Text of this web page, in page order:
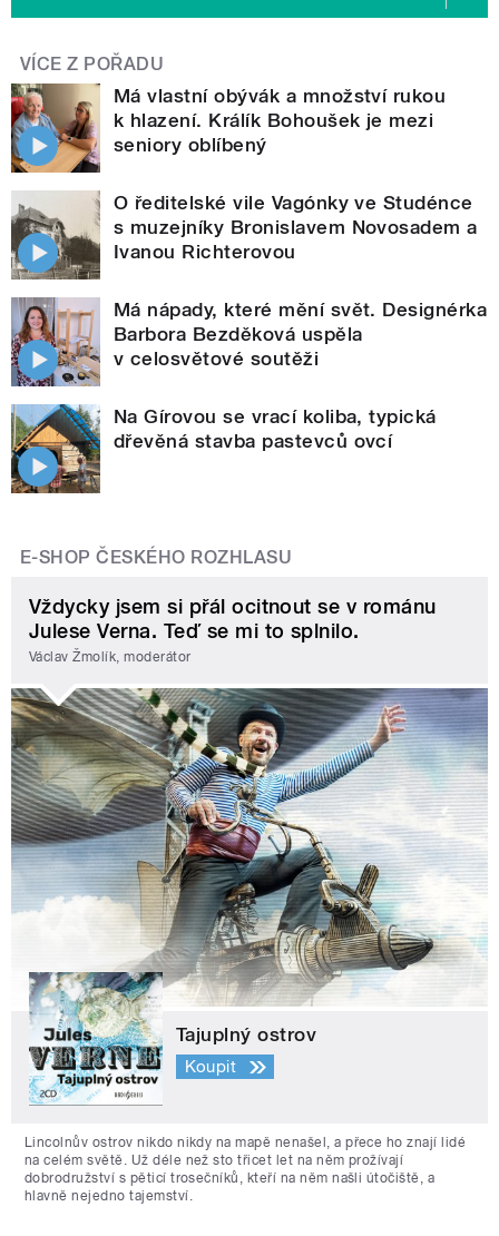
VÍCE Z POŘADU
Má vlastní obývák a množství rukou
k hlazení. Králík Bohoušek je mezi
seniory oblíbený
O ředitelské vile Vagónky ve Studénce
s muzejníky Bronislavem Novosadem a
Ivanou Richterovou
Má nápady, které mění svět. Designérka
Barbora Bezděková uspěla
v celosvětové soutěži
Na Gírovou se vrací koliba, typická
dřevěná stavba pastevců ovcí
E-SHOP ČESKÉHO ROZHLASU
Vždycky jsem si přál ocitnout se v románu
Julese Verna. Teď se mi to splnilo.
Václav Žmolík, moderátor
Tajuplný ostrov
Koupit
Lincolnův ostrov nikdo nikdy na mapě nenašel, a přece ho znají lidé
na celém světě. Už déle než sto třicet let na něm prožívají
dobrodružství s pěticí trosečníků, kteří na něm našli útočiště, a
hlavně nejedno tajemství.